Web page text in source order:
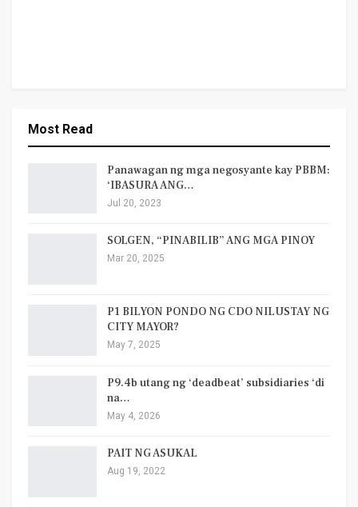
Most Read
Panawagan ng mga negosyante kay PBBM:
‘IBASURA ANG…
Jul 20, 2023
SOLGEN, “PINABILIB” ANG MGA PINOY
Mar 20, 2025
P1 BILYON PONDO NG CDO NILUSTAY NG
CITY MAYOR?
May 7, 2025
P9.4b utang ng ‘deadbeat’ subsidiaries ‘di
na…
May 4, 2026
PAIT NG ASUKAL
Aug 19, 2022